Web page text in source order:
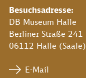
Besuchsadresse:
DB Museum Halle
Berliner Straße 241
06112 Halle (Saale)
E-Mail